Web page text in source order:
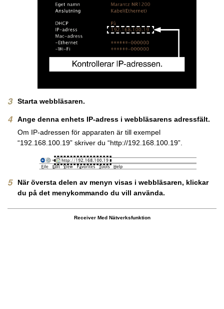
Starta webbläsaren.
Ange denna enhets IP-adress i webbläsarens adressfält.
Om IP-adressen för apparaten är till exempel
“192.168.100.19” skriver du “http://192.168.100.19”.
När översta delen av menyn visas i webbläsaren, klickar
du på det menykommando du vill använda.
Receiver Med Nätverksfunktion